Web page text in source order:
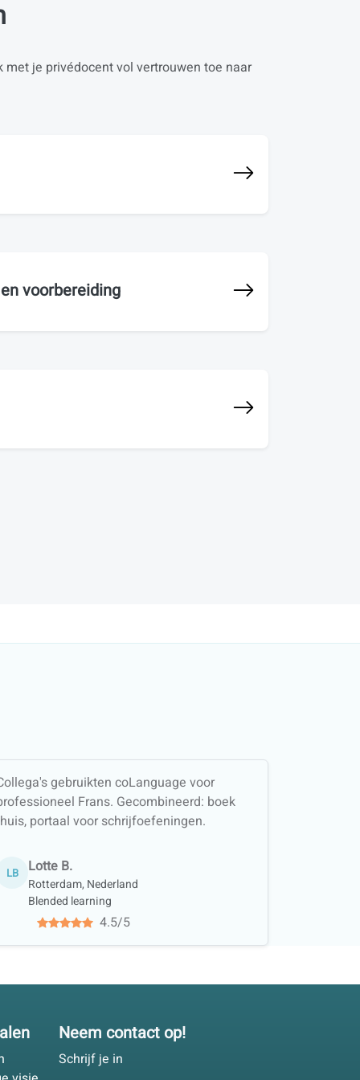
je privédocent vol vertrouwen toe naar
voorbereiding
gebruikten coLanguage voor
Frans. Gecombineerd: boek
portaal voor schrijfoefeningen.
LB Lotte B.
Rotterdam, Nederland
Blended learning
4.5/5
Neem contact op!
Schrijf je in